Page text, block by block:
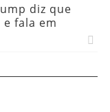
diz que
fala em